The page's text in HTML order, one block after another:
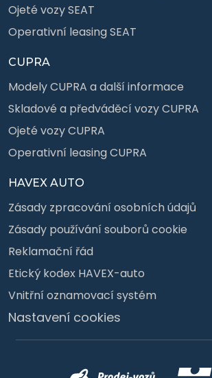
Ojeté vozy SEAT
Operativní leasing SEAT
CUPRA
Modely CUPRA a další informace
Skladové a předváděcí vozy CUPRA
Ojeté vozy CUPRA
Operativní leasing CUPRA
HAVEX AUTO
Zásady zpracování osobních údajů
Zásady používání souborů cookie
Reklamační řád
Etický kodex HAVEX-auto
Vnitřní oznamovací systém
Nastavení cookies